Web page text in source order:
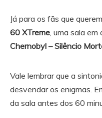
Já para os fãs que
60 XTreme, uma sala
Chernobyl – Silêncio
Vale lembrar que a
desvendar os enigmas.
da sala antes dos 60